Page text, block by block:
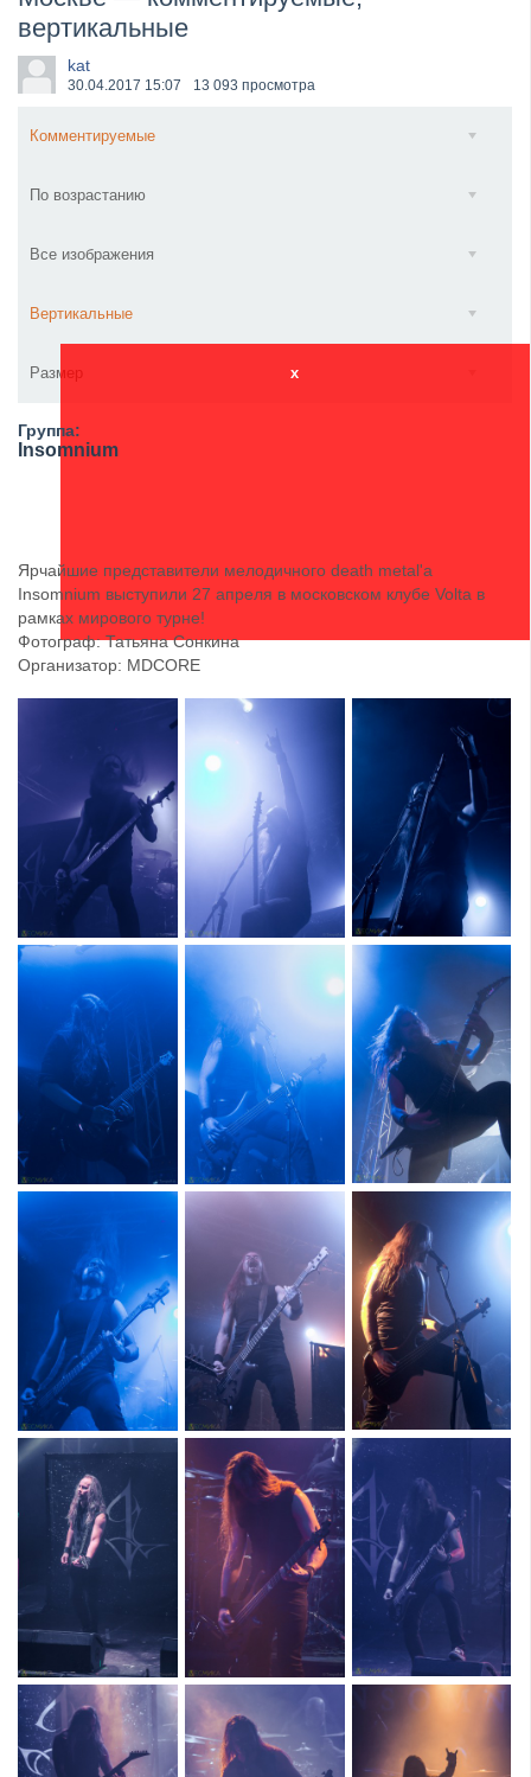
​Wacken Open Air 2027 объявил новую волну участ...
вертикальные
kat
30.04.2017 15:07 13 093 просмотра
Комментируемые
По возрастанию
Все изображения
Вертикальные
Размер x
Группа:
Insomnium
Ярчайшие представители мелодичного death metal'a
Insomnium выступили 27 апреля в московском клубе Volta в
рамках мирового турне!
Фотограф: Татьяна Сонкина
Организатор: MDCORE